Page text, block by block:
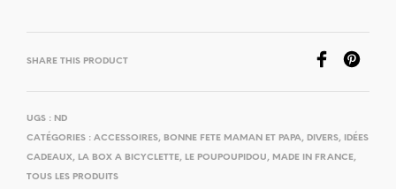
SHARE THIS PRODUCT
UGS : ND
CATÉGORIES : ACCESSOIRES, BONNE FETE MAMAN ET PAPA, DIVERS,
IDÉES
CADEAUX, LA BOX A BICYCLETTE, LE POUPOUPIDOU, MADE IN FRANCE,
TOUS LES PRODUITS